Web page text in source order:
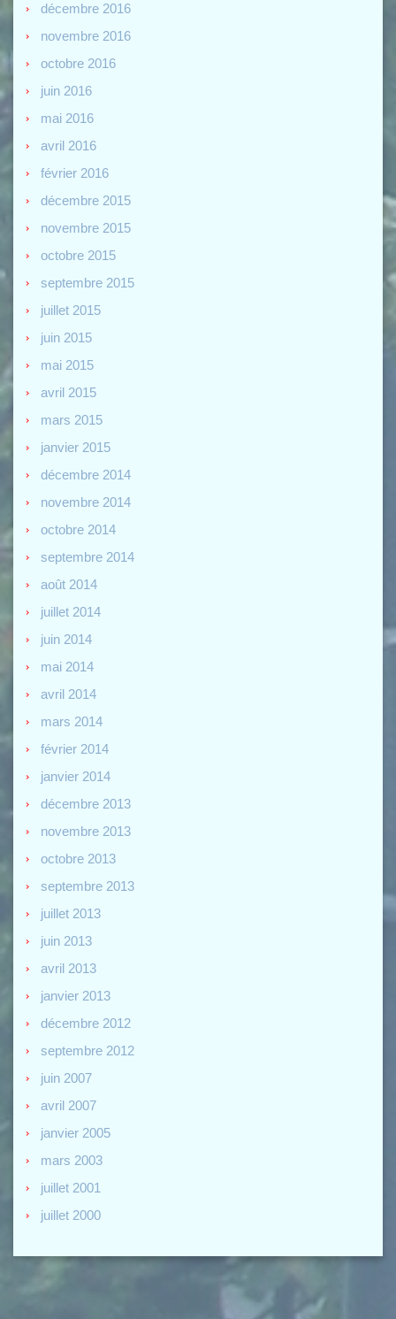
décembre 2016
novembre 2016
octobre 2016
juin 2016
mai 2016
avril 2016
février 2016
décembre 2015
novembre 2015
octobre 2015
septembre 2015
juillet 2015
juin 2015
mai 2015
avril 2015
mars 2015
janvier 2015
décembre 2014
novembre 2014
octobre 2014
septembre 2014
août 2014
juillet 2014
juin 2014
mai 2014
avril 2014
mars 2014
février 2014
janvier 2014
décembre 2013
novembre 2013
octobre 2013
septembre 2013
juillet 2013
juin 2013
avril 2013
janvier 2013
décembre 2012
septembre 2012
juin 2007
avril 2007
janvier 2005
mars 2003
juillet 2001
juillet 2000